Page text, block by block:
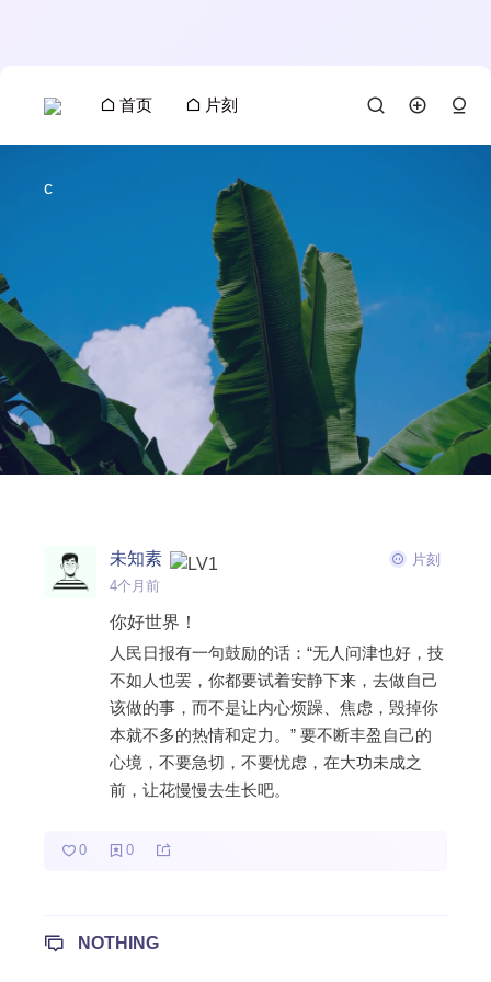
首页 片刻
生活 音乐
c
未知素
片刻
4个月前
你好世界！
人民日报有一句鼓励的话：“无人问津也好，技
不如人也罢，你都要试着安静下来，去做自己
该做的事，而不是让内心烦躁、焦虑，毁掉你
本就不多的热情和定力。” 要不断丰盈自己的
心境，不要急切，不要忧虑，在大功未成之
前，让花慢慢去生长吧。
0 0
NOTHING